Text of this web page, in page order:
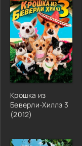
Крошка из
Беверли-Хиллз 3
(2012)